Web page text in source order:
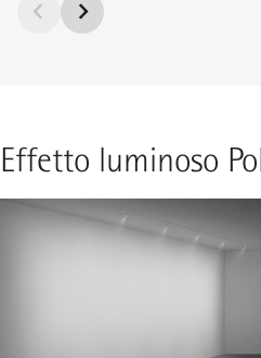
Effetto luminoso